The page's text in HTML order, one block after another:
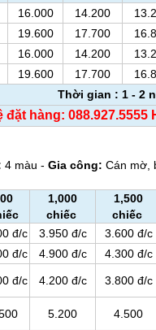
16.000 14.200
19.600 17.700
16.000 14.200
19.600 17.700
Thời gian : 1 - 2
đặt hàng: 088.927.5555
4 màu - Gia công: Cán mờ,
1,000
chiếc
1,500
chiếc
đ/c 3.950 đ/c 3.600 đ/c
đ/c 4.900 đ/c 4.300 đ/c
đ/c 4.200 đ/c 3.800 đ/c
5.200 4.500